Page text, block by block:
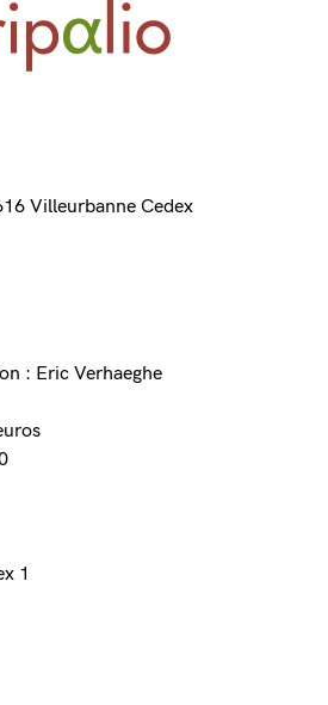
Villeurbanne Cedex
: Eric Verhaeghe
1